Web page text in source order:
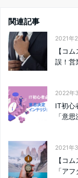
関連記事
2021年
【コ
誤！営
2022年
IT初心
「意
2021年
【コ
「ア